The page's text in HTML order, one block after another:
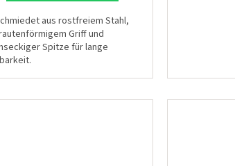
aus rostfreiem Stahl,
Griff und
Spitze für lange